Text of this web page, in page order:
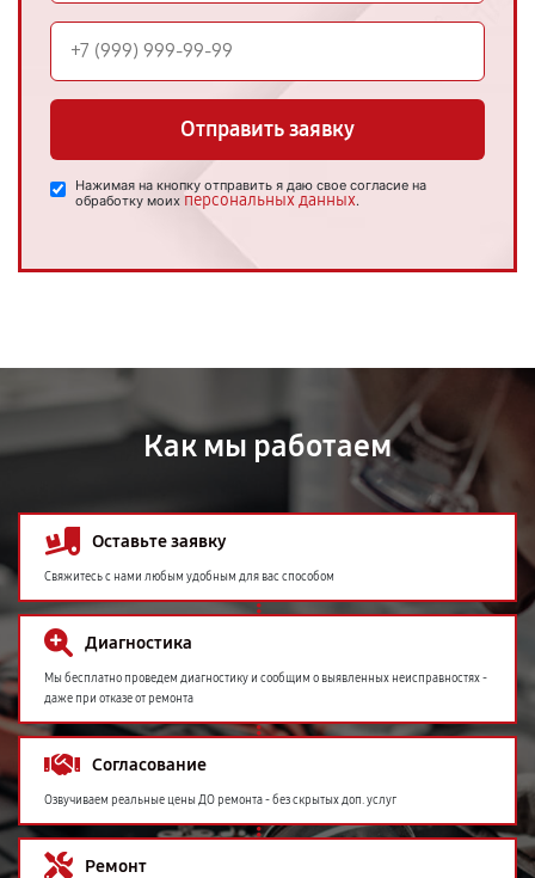
Отправить заявку
Нажимая на кнопку отправить я даю свое согласие на
обработку моих персональных данных.
Как мы работаем
Оставьте заявку
Свяжитесь с нами любым удобным для вас способом
Диагностика
Мы бесплатно проведем диагностику и сообщим о выявленных неисправностях -
даже при отказе от ремонта
Согласование
Озвучиваем реальные цены ДО ремонта - без скрытых доп. услуг
Ремонт